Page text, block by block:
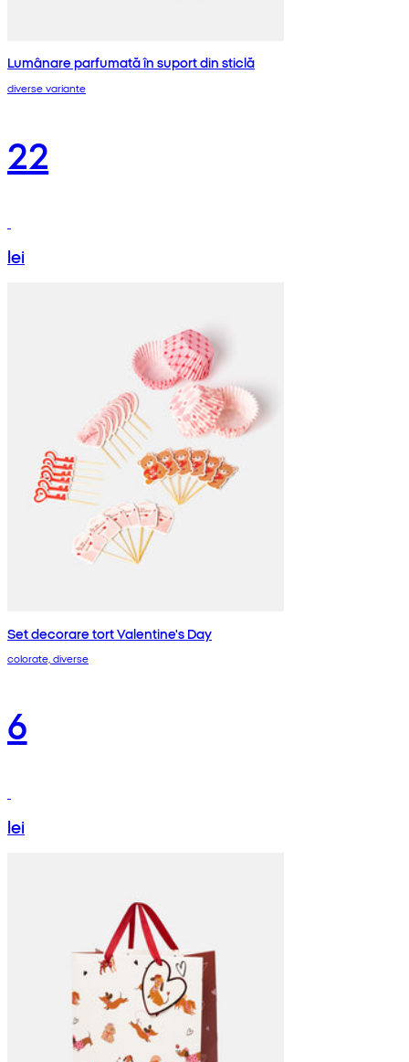
Lumânare parfumată în suport din sticlă
diverse variante
22
lei
Set decorare tort Valentine's Day
colorate, diverse
6
lei